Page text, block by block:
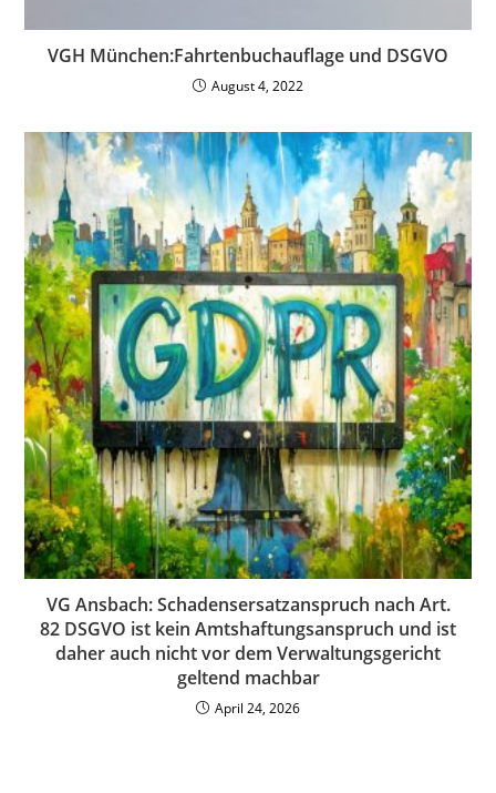
VGH München:Fahrtenbuchauflage und DSGVO
August 4, 2022
VG Ansbach: Schadensersatzanspruch nach Art.
82 DSGVO ist kein Amtshaftungsanspruch und ist
daher auch nicht vor dem Verwaltungsgericht
geltend machbar
April 24, 2026